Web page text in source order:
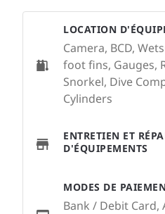
LOCATION
Camera, BCD,
foot fins, Gauges,
Snorkel, Dive
Cylinders
ENTRETIEN ET
D'ÉQUIPEMENTS
MODES DE
Bank / Debit Card,